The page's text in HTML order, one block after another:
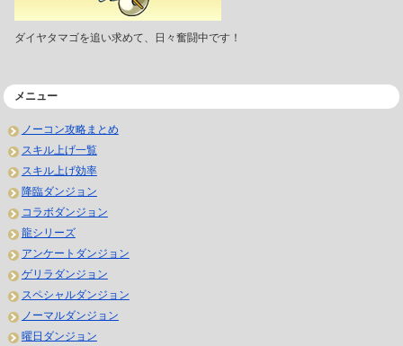
ダイヤタマゴを追い求めて、日々奮闘中です！
メニュー
ノーコン攻略まとめ
スキル上げ一覧
スキル上げ効率
降臨ダンジョン
コラボダンジョン
龍シリーズ
アンケートダンジョン
ゲリラダンジョン
スペシャルダンジョン
ノーマルダンジョン
曜日ダンジョン